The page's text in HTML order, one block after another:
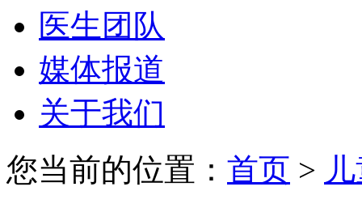
医生团队
媒体报道
关于我们
您当前的位置： 首页 >